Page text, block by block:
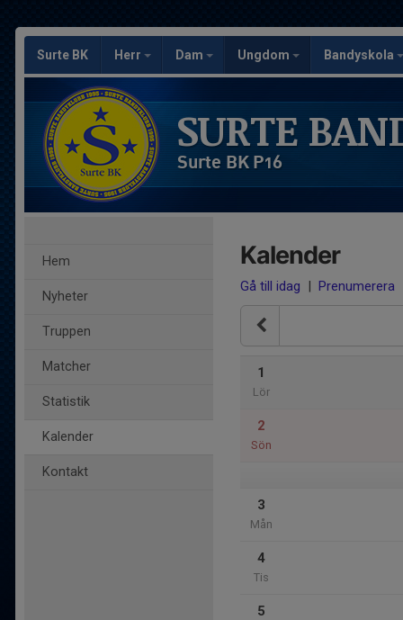
Surte BK Herr Dam Ungdom Bandyskola
SURTE
Surte BK P16
Hem
Nyheter
Truppen
Matcher
Statistik
Kalender
Kontakt
Kalender
Gå till idag | Prenumerera
1
Lör
2
Sön
3
Mån
4
Tis
5